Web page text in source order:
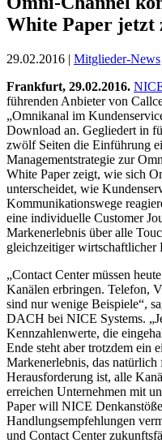
White Paper jetzt
29.02.2016 | Mitglieder-News
Frankfurt, 29.02.2016.
führenden Anbieter von
„Omnikanal im
Download an. Gegliedert in
zwölf Seiten die Einführung
Managementstrategie zur
White Paper zeigt, wie sich
unterscheidet, wie
Kommunikationswege
eine individuelle Customer
Markenerlebnis über alle
gleichzeitiger wirtschaftlicher
„Contact Center müssen
Kanälen erbringen. Telefon,
sind nur wenige Beispiele“,
DACH bei NICE Systems.
Kennzahlenwerte, die
Ende steht aber trotzdem ein
Markenerlebnis, das
Herausforderung ist, alle
erreichen Unternehmen mit
Paper will NICE
Handlungsempfehlungen
und Contact Center